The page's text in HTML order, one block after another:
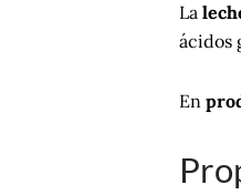
La
ácidos
En